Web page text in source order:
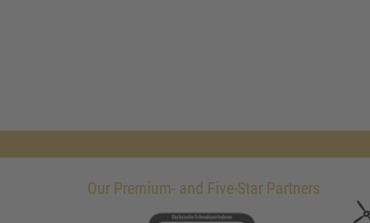
Our Premium- and Five-Star Partners